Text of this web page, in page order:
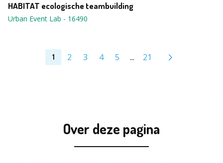
HABITAT ecologische teambuilding
Urban Event Lab - 16490
1 2 3 4 5 ... 21
Over deze pagina